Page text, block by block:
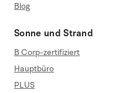
Blog
Sonne und Strand
B Corp-zertifiziert
Hauptbüro
PLUS